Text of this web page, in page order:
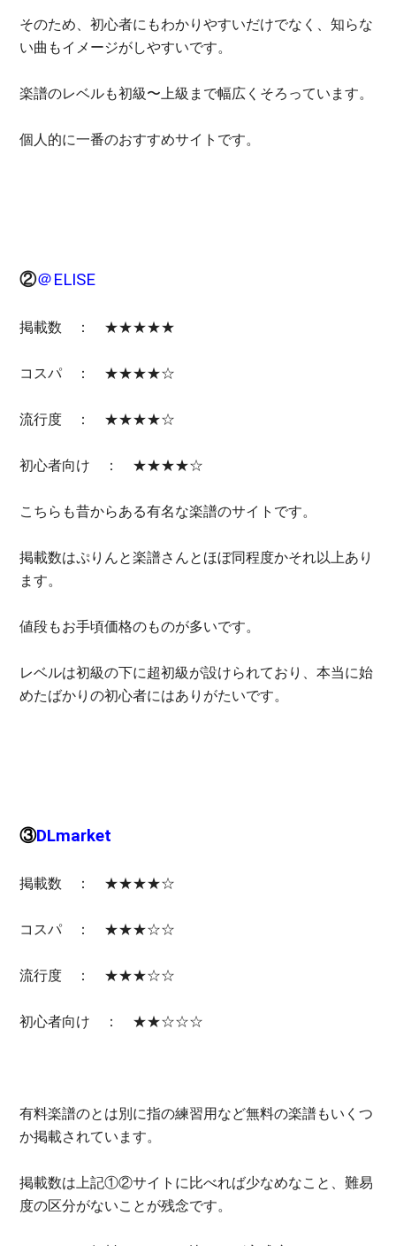
そのため、初心者にもわかりやすいだけでなく、知らな
い曲もイメージがしやすいです。
楽譜のレベルも初級〜上級まで幅広くそろっています。
個人的に一番のおすすめサイトです。
②＠ELISE
掲載数 ： ★★★★★
コスパ ： ★★★★☆
流行度 ： ★★★★☆
初心者向け ： ★★★★☆
こちらも昔からある有名な楽譜のサイトです。
掲載数はぷりんと楽譜さんとほぼ同程度かそれ以上あり
ます。
値段もお手頃価格のものが多いです。
レベルは初級の下に超初級が設けられており、本当に始
めたばかりの初心者にはありがたいです。
③DLmarket
掲載数 ： ★★★★☆
コスパ ： ★★★☆☆
流行度 ： ★★★☆☆
初心者向け ： ★★☆☆☆
有料楽譜のとは別に指の練習用など無料の楽譜もいくつ
か掲載されています。
掲載数は上記①②サイトに比べれば少なめなこと、難易
度の区分がないことが残念です。